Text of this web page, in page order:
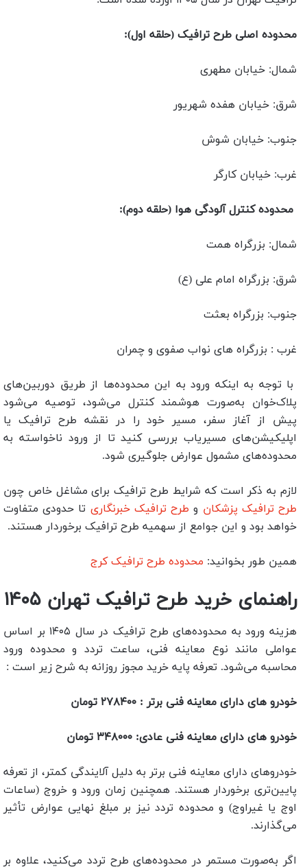
محدوده اصلی طرح ترافیک (حلقه اول):
شمال: خیابان مطهری
شرق: خیابان هفده شهریور
جنوب: خیابان شوش
غرب: خیابان کارگر
محدوده کنترل آلودگی هوا (حلقه دوم):
شمال: بزرگراه همت
شرق: بزرگراه امام علی (ع)
جنوب: بزرگراه بعثت
غرب : بزرگراه های نواب صفوی و چمران
با توجه به اینکه ورود به این محدوده‌ها از طریق دوربین‌های
پلاک‌خوان به‌صورت هوشمند کنترل می‌شود، توصیه می‌شود
پیش از آغاز سفر، مسیر خود را در نقشه طرح ترافیک یا
اپلیکیشن‌های مسیریاب بررسی کنید تا از ورود ناخواسته به
محدوده‌های مشمول عوارض جلوگیری شود.
لازم به ذکر است که شرایط طرح ترافیک برای مشاغل خاص چون
طرح ترافیک پزشکان و طرح ترافیک خبرنگاری تا حدودی متفاوت
خواهد بود و این جوامع از سهمیه طرح ترافیک برخوردار هستند.
همین طور بخوانید: محدوده طرح ترافیک کرج
راهنمای خرید طرح ترافیک تهران ۱۴۰۵
هزینه ورود به محدوده‌های طرح ترافیک در سال ۱۴۰۵ بر اساس
عواملی مانند نوع معاینه فنی، ساعت تردد و محدوده ورود
محاسبه می‌شود. تعرفه پایه خرید مجوز روزانه به شرح زیر است :
خودرو های دارای معاینه فنی برتر : ۲۷۸۴۰۰ تومان
خودرو های دارای معاینه فنی عادی: ۳۴۸۰۰۰ تومان
خودروهای دارای معاینه فنی برتر به دلیل آلایندگی کمتر، از تعرفه
پایین‌تری برخوردار هستند. همچنین زمان ورود و خروج (ساعات
اوج یا غیراوج) و محدوده تردد نیز بر مبلغ نهایی عوارض تأثیر
می‌گذارند.
اگر به‌صورت مستمر در محدوده‌های طرح تردد می‌کنید، علاوه بر